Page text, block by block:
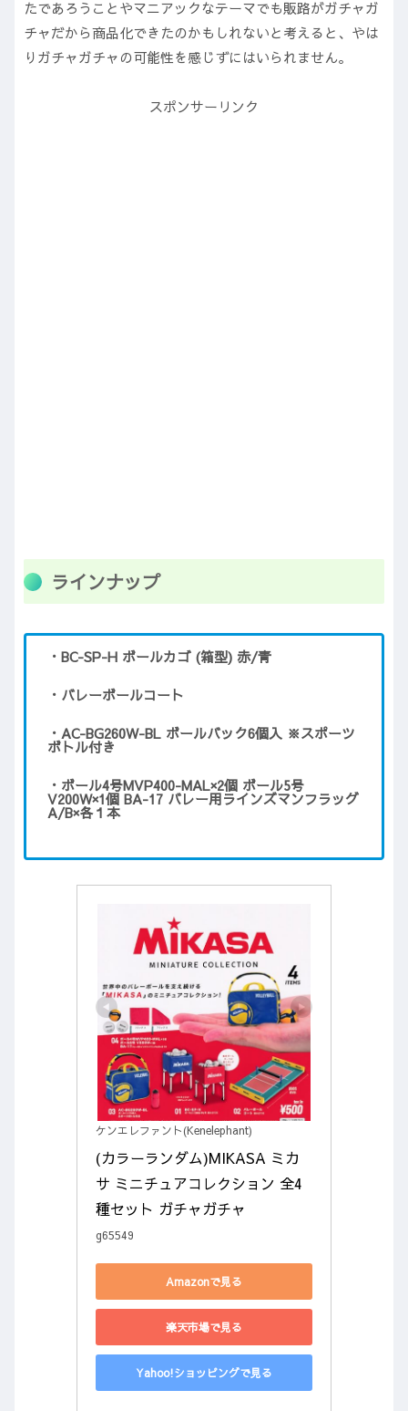
たであろうことやマニアックなテーマでも販路がガチャガ
チャだから商品化できたのかもしれないと考えると、やは
りガチャガチャの可能性を感じずにはいられません。
スポンサーリンク
ラインナップ
・BC-SP-H ボールカゴ (箱型) 赤/青
・バレーボールコート
・AC-BG260W-BL ボールバック6個入 ※スポーツ
ボトル付き
・ボール4号MVP400-MAL×2個 ボール5号
V200W×1個 BA-17 バレー用ラインズマンフラッグ
A/B×各１本
ケンエレファント(Kenelephant)
(カラーランダム)MIKASA ミカ
サ ミニチュアコレクション 全4
種セット ガチャガチャ
g65549
Amazonで見る
楽天市場で見る
Yahoo!ショッピングで見る